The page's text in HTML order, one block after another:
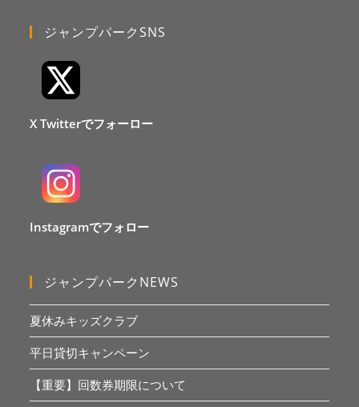
ジャンプパークSNS
X Twitterでフォーロー
Instagramでフォロー
ジャンプパークNEWS
夏休みキッズクラブ
平日貸切キャンペーン
【重要】回数券期限について